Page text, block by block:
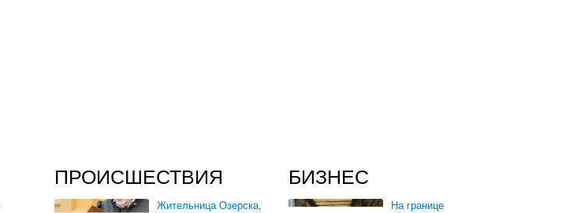
ПРОИСШЕСТВИЯ
Жительница Озерска,
БИЗНЕС
На границе